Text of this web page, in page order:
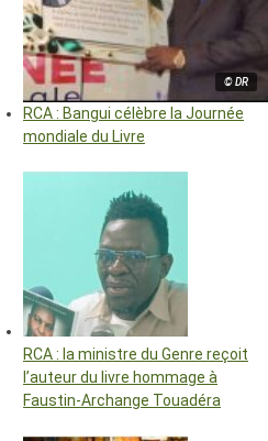
© DR
RCA : Bangui célèbre la Journée
mondiale du Livre
RCA : la ministre du Genre reçoit
l’auteur du livre hommage à
Faustin-Archange Touadéra